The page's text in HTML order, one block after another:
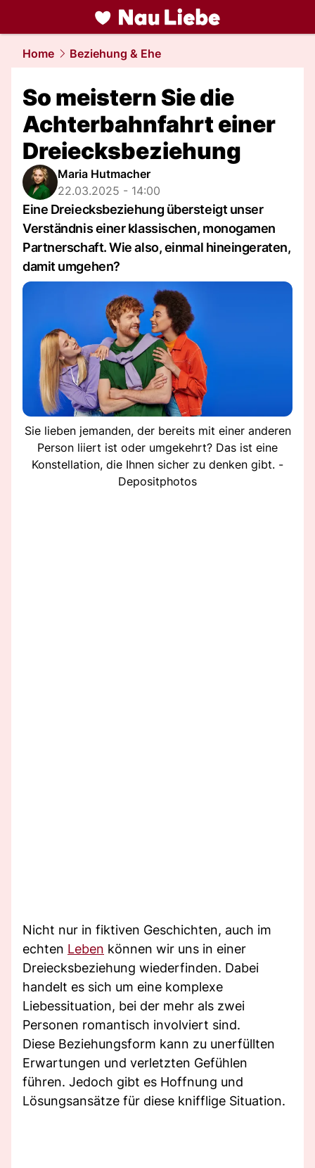
liebe.NAU.ch
Home Beziehung & Ehe
So meistern Sie die
Achterbahnfahrt einer
Dreiecksbeziehung
Maria Hutmacher
22.03.2025 - 14:00
Eine Dreiecksbeziehung übersteigt unser
Verständnis einer klassischen, monogamen
Partnerschaft. Wie also, einmal hineingeraten,
damit umgehen?
Sie lieben jemanden, der bereits mit einer anderen
Person liiert ist oder umgekehrt? Das ist eine
Konstellation, die Ihnen sicher zu denken gibt. -
Depositphotos
Nicht nur in fiktiven Geschichten, auch im
echten Leben können wir uns in einer
Dreiecksbeziehung wiederfinden. Dabei
handelt es sich um eine komplexe
Liebessituation, bei der mehr als zwei
Personen romantisch involviert sind.
Diese Beziehungsform kann zu unerfüllten
Erwartungen und verletzten Gefühlen
führen. Jedoch gibt es Hoffnung und
Lösungsansätze für diese knifflige Situation.